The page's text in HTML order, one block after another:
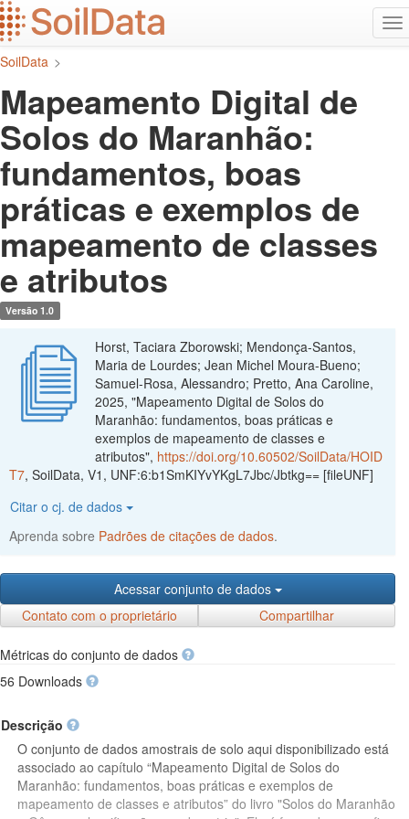
Ir
para
o
conteúdo
SoilData >
Mapeamento Digital de
Solos do Maranhão:
fundamentos, boas
práticas e exemplos de
mapeamento de classes
e atributos
Versão 1.0
Horst, Taciara Zborowski; Mendonça-Santos,
Maria de Lourdes; Jean Michel Moura-Bueno;
Samuel-Rosa, Alessandro; Pretto, Ana Caroline,
2025, "Mapeamento Digital de Solos do
Maranhão: fundamentos, boas práticas e
exemplos de mapeamento de classes e
atributos", https://doi.org/10.60502/SoilData/HOID
T7, SoilData, V1, UNF:6:b1SmKIYvYKgL7Jbc/Jbtkg== [fileUNF]
Citar o cj. de dados
Aprenda sobre Padrões de citações de dados.
Acessar conjunto de dados
Contato com o proprietário
Compartilhar
Métricas do conjunto de dados
56 Downloads
Descrição
O conjunto de dados amostrais de solo aqui disponibilizado está
associado ao capítulo “Mapeamento Digital de Solos do
Maranhão: fundamentos, boas práticas e exemplos de
mapeamento de classes e atributos” do livro "Solos do Maranhão